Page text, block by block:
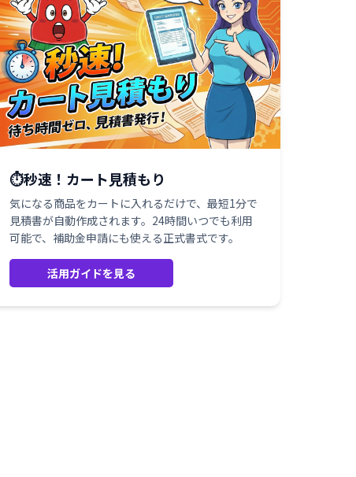
⏱️秒速！カート見積もり
気になる商品をカートに入れるだけで、最短1分で
見積書が自動作成されます。24時間いつでも利用
可能で、補助金申請にも使える正式書式です。
活用ガイドを見る